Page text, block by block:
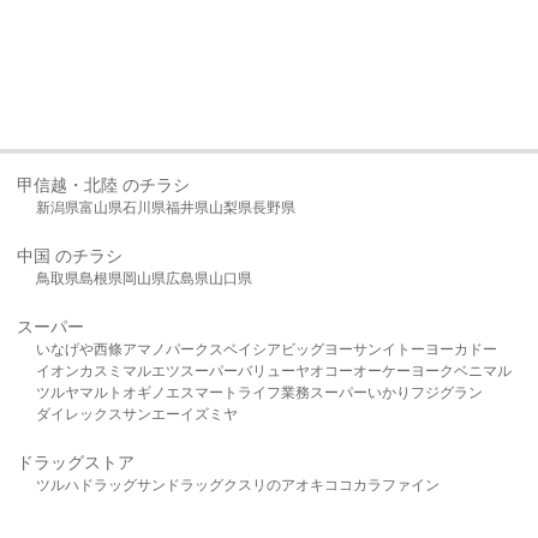
甲信越・北陸 のチラシ
新潟県富山県石川県福井県山梨県長野県
中国 のチラシ
鳥取県島根県岡山県広島県山口県
スーパー
いなげや西條アマノパークスベイシア ビッグヨーサンイトーヨーカドー
イオンカスミ マルエツスーパーバリューヤオコーオーケー ヨークベニマル
ツルヤマルト オギノ エスマート ライフ業務スーパーいかり フジグラン
ダイレックスサンエーイズミヤ
ドラッグストア
ツルハドラッグサンドラッグクスリのアオキ ココカラファイン